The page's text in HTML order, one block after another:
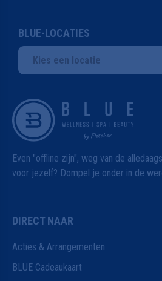
BLUE-LOCATIES
Kies een locatie
Even "offline zijn", weg van de
voor jezelf? Dompel je onder in de
DIRECT NAAR
Acties & Arrangementen
BLUE Cadeaukaart